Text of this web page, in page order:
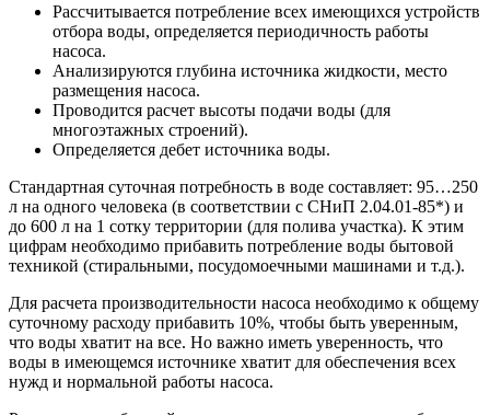
Рассчитывается потребление всех имеющихся устройств
отбора воды, определяется периодичность работы
насоса.
Анализируются глубина источника жидкости, место
размещения насоса.
Проводится расчет высоты подачи воды (для
многоэтажных строений).
Определяется дебет источника воды.
Стандартная суточная потребность в воде составляет: 95…250
л на одного человека (в соответствии с СНиП 2.04.01-85*) и
до 600 л на 1 сотку территории (для полива участка). К этим
цифрам необходимо прибавить потребление воды бытовой
техникой (стиральными, посудомоечными машинами и т.д.).
Для расчета производительности насоса необходимо к общему
суточному расходу прибавить 10%, чтобы быть уверенным,
что воды хватит на все. Но важно иметь уверенность, что
воды в имеющемся источнике хватит для обеспечения всех
нужд и нормальной работы насоса.